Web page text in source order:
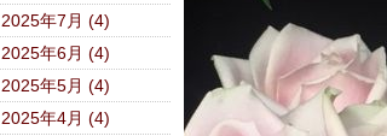
2025年7月 (4)
2025年6月 (4)
2025年5月 (4)
2025年4月 (4)